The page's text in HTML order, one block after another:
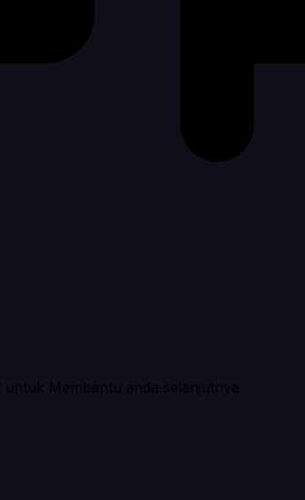
untuk Membantu anda selanjutnya